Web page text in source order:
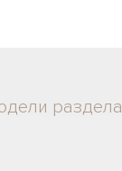
раздела